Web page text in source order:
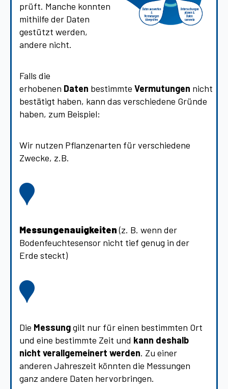
prüft. Manche konnten
mithilfe der Daten
gestützt werden,
andere nicht.
Falls die
erhobenen Daten bestimmte Vermutungen nicht
bestätigt haben, kann das verschiedene Gründe
haben, zum Beispiel:
Wir nutzen Pflanzenarten für verschiedene
Zwecke, z.B.
Messungenauigkeiten(z. B. wenn der
Bodenfeuchtesensor nicht tief genug in der
Erde steckt)
Die Messunggilt nur für einen bestimmten Ort
und eine bestimmte Zeit und kann deshalb
nicht verallgemeinert werden. Zu einer
anderen Jahreszeit könnten die Messungen
ganz andere Daten hervorbringen.